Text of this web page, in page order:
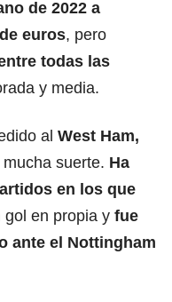
de 2022 a
euros, pero
todas las
y media.
al West Ham,
suerte. Ha
en los que
gol en propia y fue
ante el Nottingham